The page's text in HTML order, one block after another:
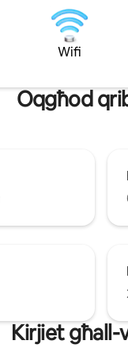
sabiħ ħafna u l-
fuq in-naħa tal-
isbaħ. Just żid
Margaret Xmara
Wifi
Oqgħod
Kirjiet għall-